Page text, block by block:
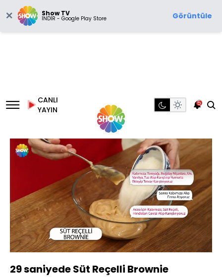
Show TV
İNDİR - Google Play Store Görüntüle
CANLI
YAYIN
5
Sesi
Aç
720P
Yüklendi:
100.00%
Oynatma
Hızı
29 saniyede Süt Reçelli Brownie